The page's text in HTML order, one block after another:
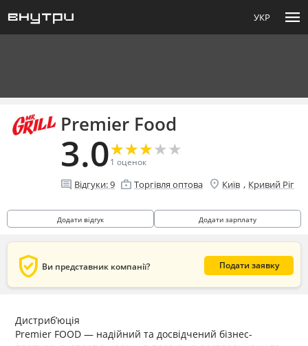
УКР menu
Premier Food
3.0★
★★
★★
★★
★★
★
1 оценок
comment Відгуки:9 enterprise Торгівля оптова location_on Київ , Кривий Ріг
Додати відгук Додати зарплату
verified_user Ви представник компанії? Подати заявку
Дистриб’юція
Premier FOOD — надійний та досвідчений бізнес-